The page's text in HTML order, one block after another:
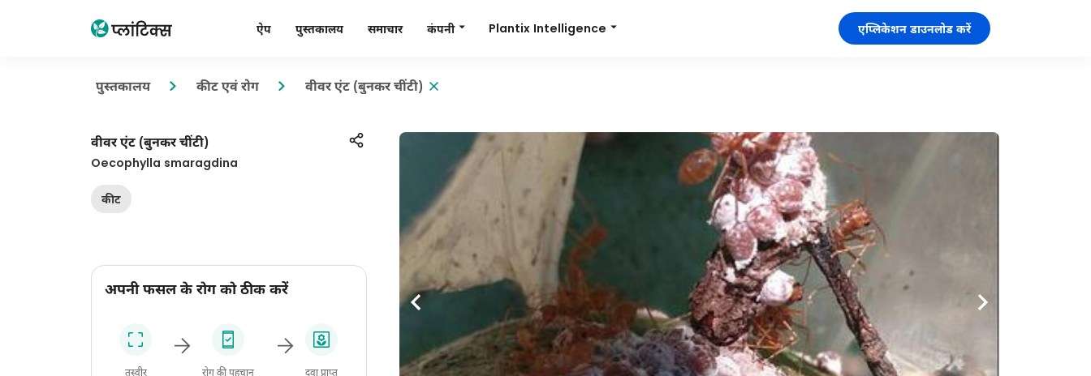
ऐप पुस्तकालय समाचार कंपनी Plantix Intelligence एप्लिकेशन डाउनलोड करें
पुस्तकालय कीट एवं रोग वीवर एंट (बुनकर चींटी)
वीवर एंट (बुनकर चींटी)
Oecophylla smaragdina
कीट
अपनी फसल के रोग को ठीक करें
तस्वीर
रोग की पहचान
दवा प्राप्त